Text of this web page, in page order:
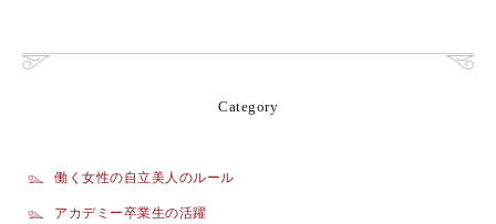
Category
働く女性の自立美人のルール
アカデミー卒業生の活躍